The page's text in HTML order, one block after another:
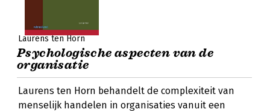
Laurens ten Horn
Psychologische aspecten van de
organisatie
Laurens ten Horn behandelt de complexiteit van
menselijk handelen in organisaties vanuit een